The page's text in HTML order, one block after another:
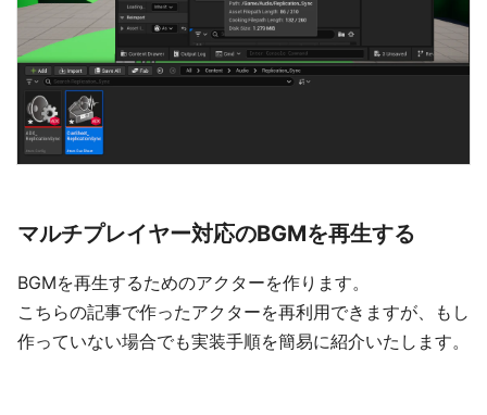
マルチプレイヤー対応のBGMを再生する
BGMを再生するためのアクターを作ります。
こちらの記事で作ったアクターを再利用できますが、もし
作っていない場合でも実装手順を簡易に紹介いたします。